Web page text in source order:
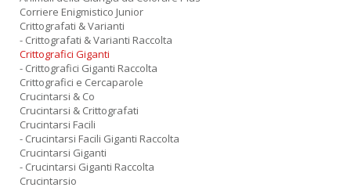
Corriere Enigmistico Junior
Crittografati & Varianti
- Crittografati & Varianti Raccolta
Crittografici Giganti
- Crittografici Giganti Raccolta
Crittografici e Cercaparole
Crucintarsi & Co
Crucintarsi & Crittografati
Crucintarsi Facili
- Crucintarsi Facili Giganti Raccolta
Crucintarsi Giganti
- Crucintarsi Giganti Raccolta
Crucintarsio